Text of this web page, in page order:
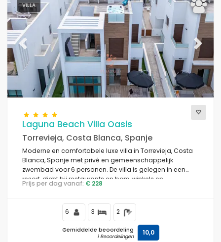
Slaapkamers
Badkamers
Populaire diensten
Voorwaarden
VILLA
Previous Next
Laguna Beach Villa Oasis
Torrevieja, Costa Blanca, Spanje
Moderne en comfortabele luxe villa in Torrevieja, Costa
Blanca, Spanje met privé en gemeenschappelijk
zwembad voor 6 personen. De villa is gelegen in een
resort, dicht bij restaurants en bars, winkels en
supermarkten, en op 4 km van het strand.
Prijs per dag vanaf: € 228
6 3 2
Gemiddelde beoordeling
1 Beoordelingen 10,0